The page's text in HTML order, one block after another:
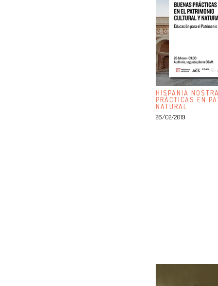
HISPANIA
PRÁCTICAS EN
NATURAL
26/02/2019